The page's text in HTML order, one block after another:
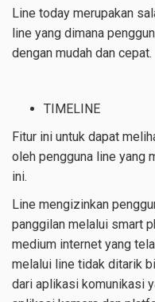
Line today merupakan
line yang dimana
dengan mudah dan cepat.
TIMELINE
Fitur ini untuk dapat
oleh pengguna line yang
ini.
Line mengizinkan
panggilan melalui smart
medium internet yang
melalui line tidak ditarik
dari aplikasi komunikasi